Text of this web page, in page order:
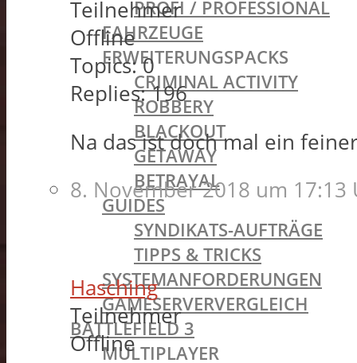
PROFI / PROFESSIONAL
FAHRZEUGE
ERWEITERUNGSPACKS
CRIMINAL ACTIVITY
ROBBERY
BLACKOUT
GETAWAY
BETRAYAL
GUIDES
SYNDIKATS-AUFTRÄGE
TIPPS & TRICKS
SYSTEMANFORDERUNGEN
GAMESERVERVERGLEICH
BATTLEFIELD 3
MULTIPLAYER
Teilnehmer
Offline
Topics: 0
Replies: 196
Na das ist doch mal ein
8. November 2018 um 17:13
Hasching
Teilnehmer
Offline